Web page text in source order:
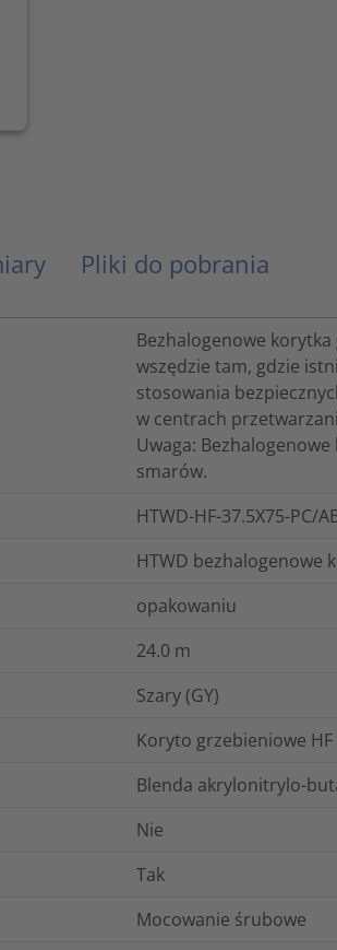
Pliki do pobrania
Bezhalogenowe
wszędzie tam, gdzie
stosowania
w centrach
Uwaga:
smarów.
HTWD-HF-37.5X75-PC/
HTWD bezhalogenowe
opakowaniu
24.0 m
Szary (GY)
Koryto grzebieniowe HF
Blenda akrylonitrylo-
Nie
Tak
Mocowanie śrubowe